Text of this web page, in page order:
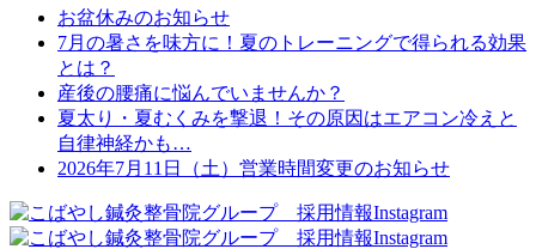
お盆休みのお知らせ
7月の暑さを味方に！夏のトレーニングで得られる効果
とは？
産後の腰痛に悩んでいませんか？
夏太り・夏むくみを撃退！その原因はエアコン冷えと
自律神経かも…
2026年7月11日（土）営業時間変更のお知らせ